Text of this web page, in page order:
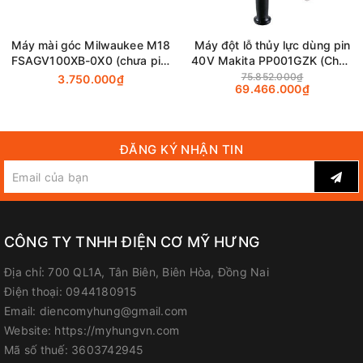
Sản phẩm chưa bao gồm pin sạc, xem thêm pin sạc phù
hợp:TẠI ĐÂY
Pin
Đo dung lượng pin
Máy mài góc Milwaukee M18
FSAGV100XB-0X0 (chưa pin,
sạc)
3.750.000₫
Máy đột lỗ thủy lực dùng pin
40V Makita PP001GZK (Chưa
Pin & Sạc)
75.852.000₫
69.466.000₫
ĐĂNG KÝ NHẬN TIN
CÔNG TY TNHH ĐIỆN CƠ MỸ HƯNG
Địa chỉ: 700 QL1A, Tân Biên, Biên Hòa, Đồng Nai
Điện thoại: 0944180915
Email: diencomyhung@gmail.com
Website: https://myhungvn.com
Mã số thuế: 3603742945